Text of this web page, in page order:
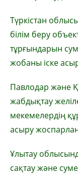
Түркістан
білім беру
тұрғындарын
жобаны іске
Павлодар және
жабдықтау
мекемелердің
асыру
Ұлытау
сақтау және